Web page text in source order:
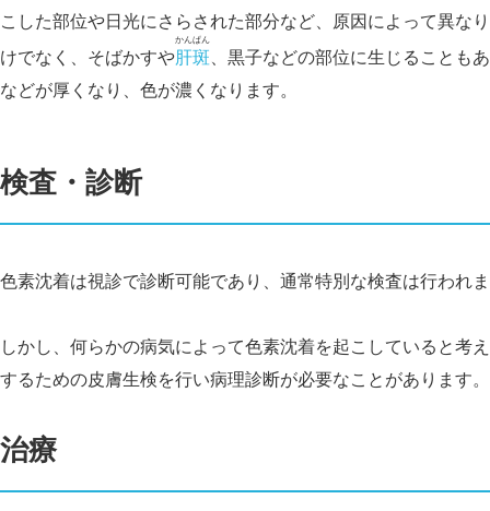
こした部位や日光にさらされた部分など、原因によって異な
けでなく、そばかすや肝斑
かんぱん
、黒子などの部位に生じることも
などが厚くなり、色が濃くなります。
検査・診断
色素沈着は視診で診断可能であり、通常特別な検査は行われ
しかし、何らかの病気によって色素沈着を起こしていると考
するための皮膚生検を行い病理診断が必要なことがあります。
治療